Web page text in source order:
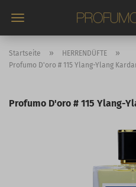
zum
Startseite » HERRENDÜFTE »
Profumo D'oro # 115 Ylang-Ylang
Profumo D'oro # 115 Ylang-